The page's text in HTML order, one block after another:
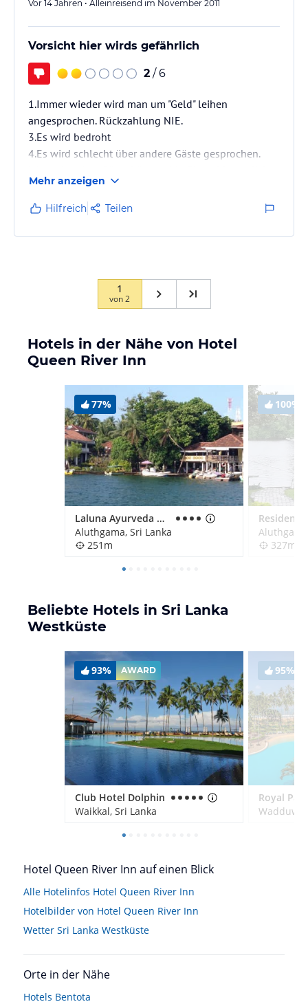
Vor 14 Jahren • Alleinreisend im November 2011
Vorsicht hier wirds gefährlich
2 / 6
1.Immer wieder wird man um "Geld" leihen
angesprochen. Rückzahlung NIE.
3.Es wird bedroht
4.Es wird schlecht über andere Gäste gesprochen.
Versicherungen geben.
Die Eigentümer und den Sohn NIEMALS in
Privatgespräche verwickeln.
WICHTIG: Etwa 400 Meter Fußweg ist eine Station
Mehr anzeigen
Hilfreich Teilen
1
von2
Hotels in der Nähe von Hotel
Queen River Inn
77%
Laluna Ayurveda Resort
Aluthgama, Sri Lanka
251m
100%
327m
Beliebte Hotels in Sri Lanka
Westküste
93% AWARD
Club Hotel Dolphin
Waikkal, Sri Lanka
95%
Hotel Queen River Inn auf einen Blick
Alle Hotelinfos Hotel Queen River Inn
Hotelbilder von Hotel Queen River Inn
Wetter Sri Lanka Westküste
Orte in der Nähe
Hotels Bentota